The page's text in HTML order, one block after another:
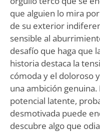
que alguien lo mira
de su exterior
sensible al
desafío que haga que
historia destaca la
cómoda y el doloroso
una ambición
potencial latente,
desmotivada puede
descubre algo que